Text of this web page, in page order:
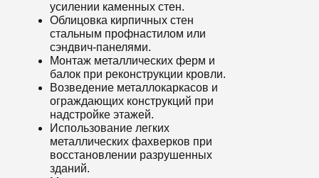
усилении каменных стен.
Облицовка кирпичных стен
стальным профнастилом или
сэндвич-панелями.
Монтаж металлических ферм и
балок при реконструкции кровли.
Возведение металлокаркасов и
ограждающих конструкций при
надстройке этажей.
Использование легких
металлических фахверков при
восстановлении разрушенных
зданий.